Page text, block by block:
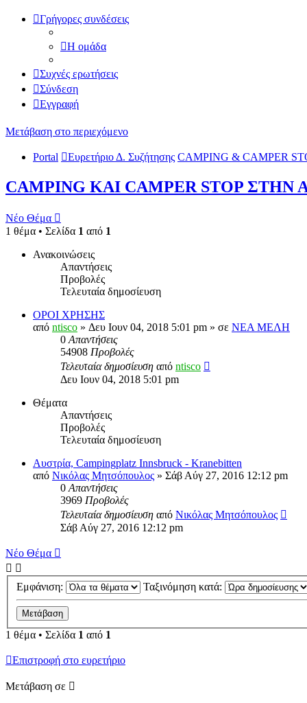
Γρήγορες συνδέσεις
Η ομάδα
Συχνές ερωτήσεις
Σύνδεση
Εγγραφή
Μετάβαση στο περιεχόμενο
Portal Ευρετήριο Δ. Συζήτησης CAMPING & CAMPER
CAMPING KAI CAMPER STOP ΣΤΗΝ
Νέο Θέμα
1 θέμα • Σελίδα 1 από 1
Ανακοινώσεις
Απαντήσεις
Προβολές
Τελευταία δημοσίευση
ΟΡΟΙ ΧΡΗΣΗΣ
από ntisco » Δευ Ιουν 04, 2018 5:01 pm » σε ΝΕΑ ΜΕΛΗ
0 Απαντήσεις
54908 Προβολές
Τελευταία δημοσίευση από ntisco
Δευ Ιουν 04, 2018 5:01 pm
Θέματα
Απαντήσεις
Προβολές
Τελευταία δημοσίευση
Αυστρία, Campingplatz Innsbruck - Kranebitten
από Νικόλας Μητσόπουλος » Σάβ Αύγ 27, 2016 12:12 pm
0 Απαντήσεις
3969 Προβολές
Τελευταία δημοσίευση από Νικόλας Μητσόπουλος
Σάβ Αύγ 27, 2016 12:12 pm
Νέο Θέμα
Εμφάνιση: Ταξινόμηση κατά:
1 θέμα • Σελίδα 1 από 1
Επιστροφή στο ευρετήριο
Μετάβαση σε